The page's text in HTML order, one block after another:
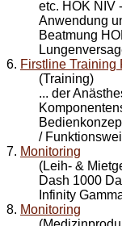
etc. HOK NIV
Anwendung
Beatmung
6. Firstline Training
(Training)
... der
/
7. Monitoring
(Leih- &
Dash 1000
Infinity
8. Monitoring